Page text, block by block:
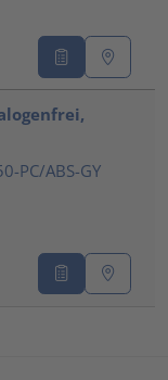
PC/ABS-GY